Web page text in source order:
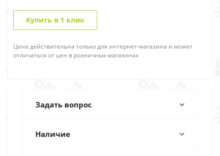
Купить в 1 клик
Цена действительна только для интернет-магазина и может
отличаться от цен в розничных магазинах
Задать вопрос
Наличие